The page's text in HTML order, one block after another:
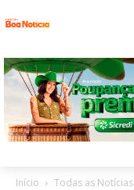
Início Todas as Notícias